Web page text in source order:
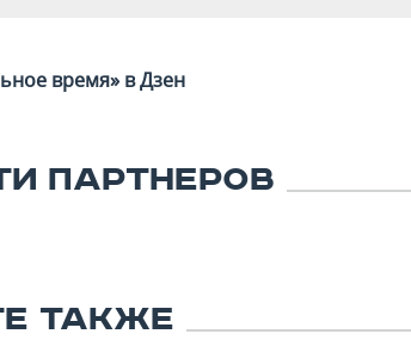
время» в Дзен
ПАРТНЕРОВ
ТАКЖЕ